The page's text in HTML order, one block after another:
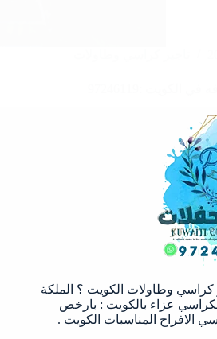
وطاولات الكويت ؟ الملكة
عزاء بالكويت : بارخص
الافراح المناسبات الكويت .